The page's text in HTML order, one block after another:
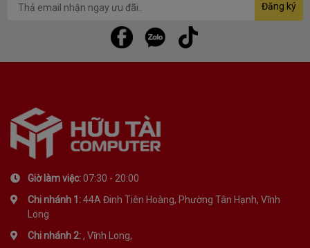
Đăng ký
Giờ làm việc:07:30 - 20:00
Chi nhánh 1:44A Đinh Tiên Hoàng, Phường Tân Hạnh, Vĩnh
Long
Chi nhánh 2:, Vĩnh Long,